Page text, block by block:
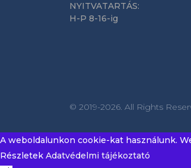
NYITVATARTÁS:
H-P 8-16-ig
© 2019-2026. All Rights
A weboldalunkon cookie-kat használunk.
Részletek Adatvédelmi tájékoztató